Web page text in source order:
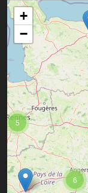
6
5
+
−